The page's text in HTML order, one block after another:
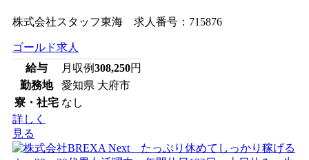
株式会社スタッフ東海 求人番号：715876
ゴールド求人
給与
月収例308,250円
勤務地
愛知県 大府市
寮・社宅 なし
詳しく
見る